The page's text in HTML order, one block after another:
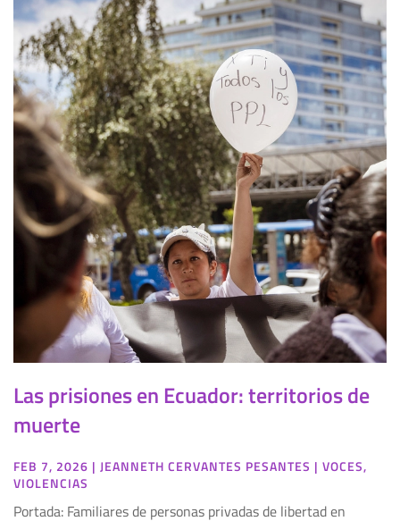
Las prisiones en Ecuador: territorios de
muerte
FEB 7, 2026 | JEANNETH CERVANTES PESANTES | VOCES,
VIOLENCIAS
Portada: Familiares de personas privadas de libertad en